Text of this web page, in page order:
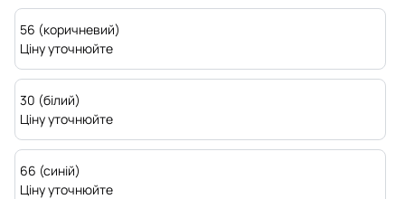
56 (коричневий)
Ціну уточнюйте
30 (білий)
Ціну уточнюйте
66 (синій)
Ціну уточнюйте